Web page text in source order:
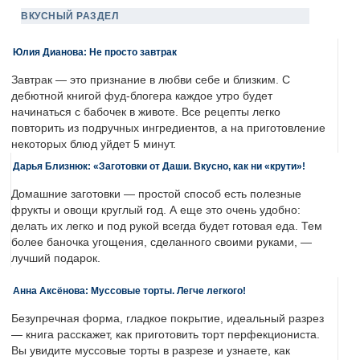
ВКУСНЫЙ РАЗДЕЛ
Юлия Дианова: Не просто завтрак
Завтрак — это признание в любви себе и близким. С
дебютной книгой фуд-блогера каждое утро будет
начинаться с бабочек в животе. Все рецепты легко
повторить из подручных ингредиентов, а на приготовление
некоторых блюд уйдет 5 минут.
Дарья Близнюк: «Заготовки от Даши. Вкусно, как ни «крути»!
Домашние заготовки — простой способ есть полезные
фрукты и овощи круглый год. А еще это очень удобно:
делать их легко и под рукой всегда будет готовая еда. Тем
более баночка угощения, сделанного своими руками, —
лучший подарок.
Анна Аксёнова: Муссовые торты. Легче легкого!
Безупречная форма, гладкое покрытие, идеальный разрез
— книга расскажет, как приготовить торт перфекциониста.
Вы увидите муссовые торты в разрезе и узнаете, как